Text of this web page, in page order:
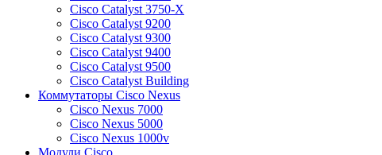
Cisco Catalyst 3750-X
Cisco Catalyst 9200
Cisco Catalyst 9300
Cisco Catalyst 9400
Cisco Catalyst 9500
Cisco Catalyst Building
Коммутаторы Cisco Nexus
Cisco Nexus 7000
Cisco Nexus 5000
Cisco Nexus 1000v
Модули Cisco